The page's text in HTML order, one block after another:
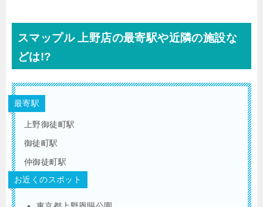
スマップル 上野店の最寄駅や近隣の施設な
どは!?
最寄駅
上野御徒町駅
御徒町駅
仲御徒町駅
お近くのスポット